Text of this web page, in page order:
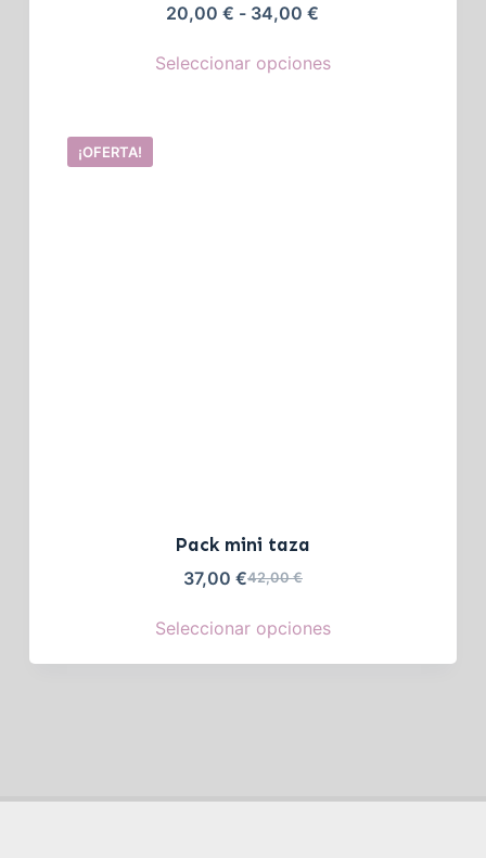
20,00€ - 34,00€
Seleccionar opciones
¡OFERTA!
Pack mini taza
42,00€
37,00 €
Seleccionar opciones